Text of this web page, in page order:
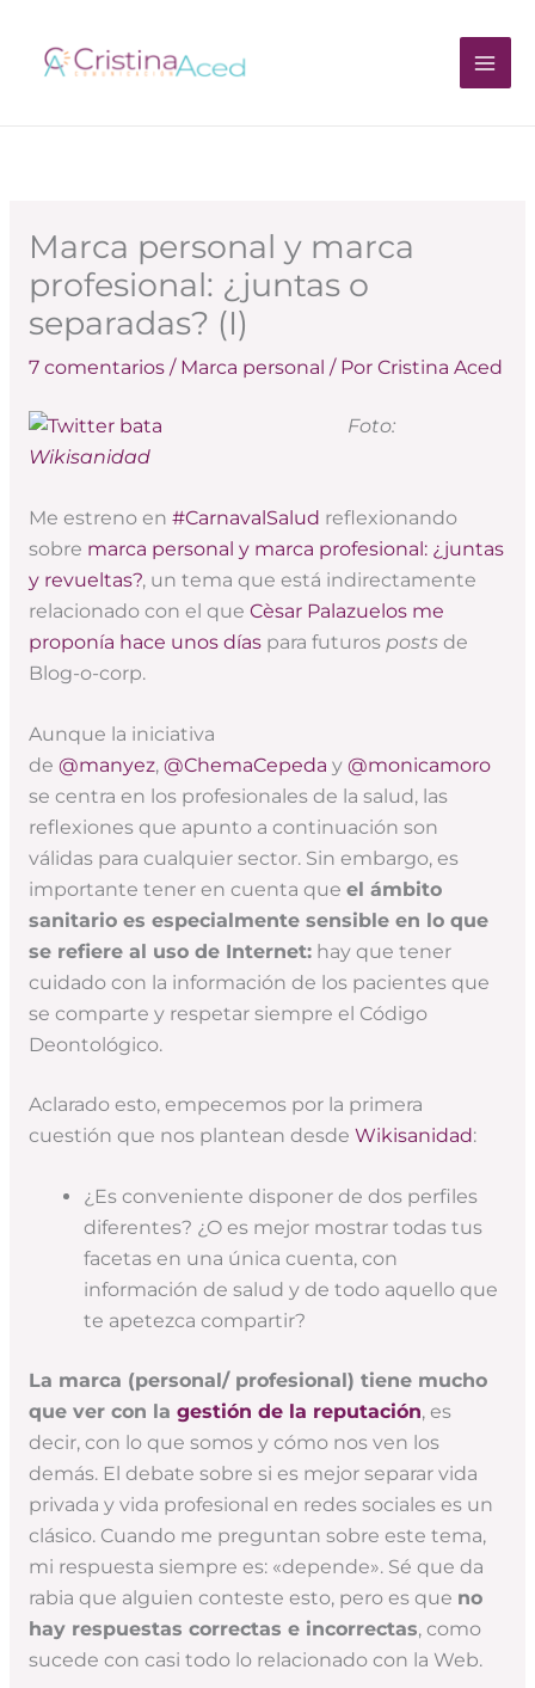
contenido
Marca personal y marca
profesional: ¿juntas o
separadas? (I)
7 comentarios / Marca personal / Por Cristina Aced
Foto:
Wikisanidad
Me estreno en #CarnavalSalud reflexionando
sobre marca personal y marca profesional: ¿juntas
y revueltas?, un tema que está indirectamente
relacionado con el que Cèsar Palazuelos me
proponía hace unos díaspara futuros posts de
Blog-o-corp.
Aunque la iniciativa
de @manyez, @ChemaCepeda y @monicamoro
se centra en los profesionales de la salud, las
reflexiones que apunto a continuación son
válidas para cualquier sector. Sin embargo, es
importante tener en cuenta que el ámbito
sanitario es especialmente sensible en lo que
se refiere al uso de Internet:hay que tener
cuidado con la información de los pacientes que
se comparte y respetar siempre el Código
Deontológico.
Aclarado esto, empecemos por la primera
cuestión que nos plantean desde Wikisanidad:
¿Es conveniente disponer de dos perfiles
diferentes? ¿O es mejor mostrar todas tus
facetas en una única cuenta, con
información de salud y de todo aquello que
te apetezca compartir?
La marca (personal/ profesional) tiene mucho
que ver con la gestión de la reputación, es
decir, con lo que somos y cómo nos ven los
demás. El debate sobre si es mejor separar vida
privada y vida profesional en redes sociales es un
clásico. Cuando me preguntan sobre este tema,
mi respuesta siempre es: «depende». Sé que da
rabia que alguien conteste esto, pero es que no
hay respuestas correctas e incorrectas, como
sucede con casi todo lo relacionado con la Web.